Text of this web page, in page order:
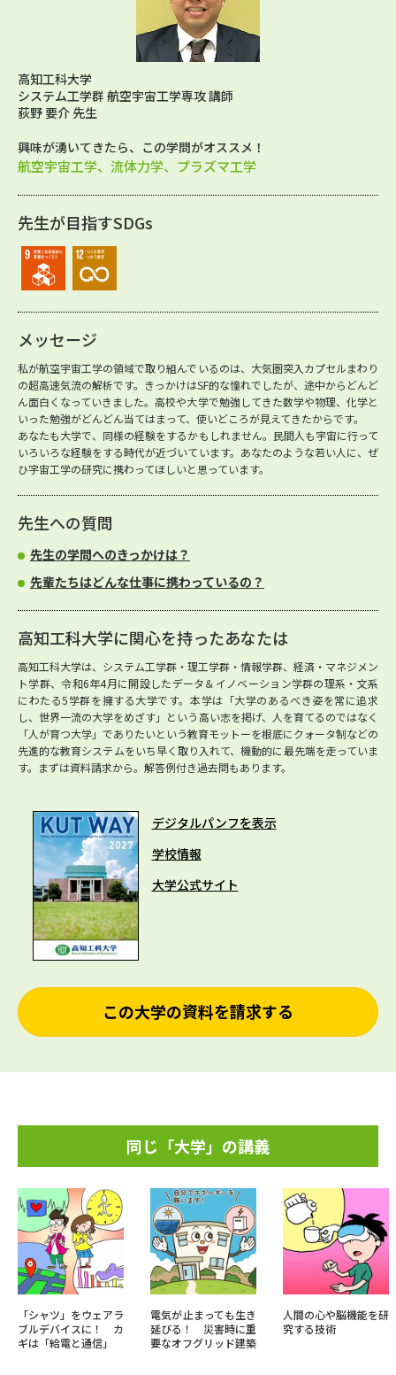
高知工科大学
システム工学群 航空宇宙工学専攻 講師
荻野 要介 先生
興味が湧いてきたら、この学問がオススメ！
航空宇宙工学、流体力学、プラズマ工学
先生が目指すSDGs
メッセージ
私が航空宇宙工学の領域で取り組んでいるのは、大気圏突入カプセルまわり
の超高速気流の解析です。きっかけはSF的な憧れでしたが、途中からどんど
ん面白くなっていきました。高校や大学で勉強してきた数学や物理、化学と
いった勉強がどんどん当てはまって、使いどころが見えてきたからです。
あなたも大学で、同様の経験をするかもしれません。民間人も宇宙に行って
いろいろな経験をする時代が近づいています。あなたのような若い人に、ぜ
ひ宇宙工学の研究に携わってほしいと思っています。
先生への質問
先生の学問へのきっかけは？
先輩たちはどんな仕事に携わっているの？
高知工科大学に関心を持ったあなたは
高知工科大学は、システム工学群・理工学群・情報学群、経済・マネジメン
ト学群、令和6年4月に開設したデータ＆イノベーション学群の理系・文系
にわたる5学群を擁する大学です。本学は「大学のあるべき姿を常に追求
し、世界一流の大学をめざす」という高い志を掲げ、人を育てるのではなく
「人が育つ大学」でありたいという教育モットーを根底にクォータ制などの
先進的な教育システムをいち早く取り入れて、機動的に最先端を走っていま
す。まずは資料請求から。解答例付き過去問もあります。
デジタルパンフを表示
学校情報
大学公式サイト
この大学の資料を請求する
同じ「大学」の講義
「シャツ」をウェアラ
ブルデバイスに！ カ
ギは「給電と通信」
電気が止まっても生き
延びる！ 災害時に重
要なオフグリッド建築
人間の心や脳機能を研
究する技術